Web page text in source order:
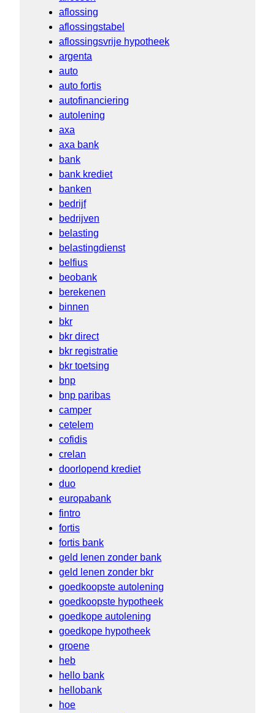
aflossing
aflossingstabel
aflossingsvrije hypotheek
argenta
auto
auto fortis
autofinanciering
autolening
axa
axa bank
bank
bank krediet
banken
bedrijf
bedrijven
belasting
belastingdienst
belfius
beobank
berekenen
binnen
bkr
bkr direct
bkr registratie
bkr toetsing
bnp
bnp paribas
camper
cetelem
cofidis
crelan
doorlopend krediet
duo
europabank
fintro
fortis
fortis bank
geld lenen zonder bank
geld lenen zonder bkr
goedkoopste autolening
goedkoopste hypotheek
goedkope autolening
goedkope hypotheek
groene
heb
hello bank
hellobank
hoe